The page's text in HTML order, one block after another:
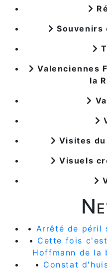
Souvenirs
Valenciennes
la
Visites
Visuels
• Arrêté de péril
• Cette fois
Hoffmann de la
• Constat